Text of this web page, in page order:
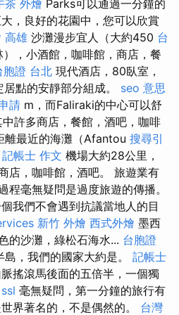
茶 外燴 Parks可以通過一分鐘的
，良好的花園中，您可以欣賞
高雄 沙灘漫步宜人（大約450 台
，小酒館，咖啡館，商店，餐
胞證 台北 現代酒店，80臥室，
點的安靜部分組成。 seo 意思
請 m，而Faliraki的中心可以舒
許多商店，餐館，酒吧，咖啡
離最近的海灘（Afantou 搜尋引
記帳士 作文 機場大約28公里，
店，咖啡館，酒吧。 旅遊業有
程毫無疑問是過度旅遊的傳播。
我們不會遇到抗議當地人的目
新竹 外燴 西式外燴 墨西
的沙灘，綠松石海水... 台胞證
，我們的國家大約是。 記帳士
搖滾馬後面的五倍半，一個獨
ssl 毫無疑問，第一分鐘的旅行有
界著名的，不是偶然的。 台灣